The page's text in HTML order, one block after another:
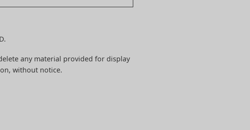
any material provided for display
without notice.